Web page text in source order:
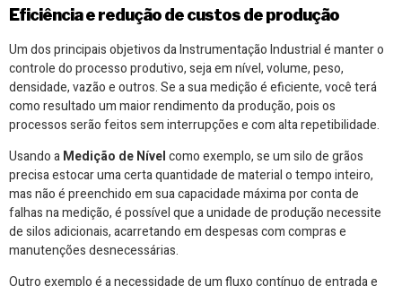
Eficiência e redução de custos de produção
Um dos principais objetivos da Instrumentação Industrial é manter o
controle do processo produtivo, seja em nível, volume, peso,
densidade, vazão e outros. Se a sua medição é eficiente, você terá
como resultado um maior rendimento da produção, pois os
processos serão feitos sem interrupções e com alta repetibilidade.
Usando aMedição de Nívelcomo exemplo, se um silo de grãos
precisa estocar uma certa quantidade de material o tempo inteiro,
mas não é preenchido em sua capacidade máxima por conta de
falhas na medição, é possível que a unidade de produção necessite
de silos adicionais, acarretando em despesas com compras e
manutenções desnecessárias.